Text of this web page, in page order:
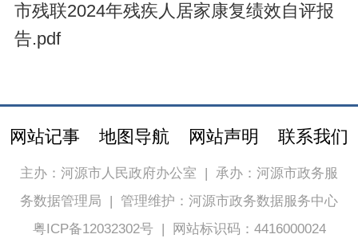
市残联2024年残疾人居家康复绩效自评报
告.pdf
网站记事 地图导航 网站声明 联系我们
主办：河源市人民政府办公室 | 承办：河源市政务服
务数据管理局 | 管理维护：河源市政务数据服务中心
粤ICP备12032302号| 网站标识码：4416000024